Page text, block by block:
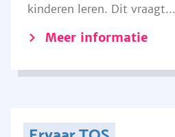
kinderen leren. Dit vraagt...
Meer informatie